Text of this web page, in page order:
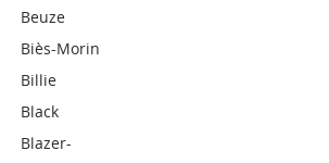
Beuze
Biès-Morin
Billie
Black
Blazer-